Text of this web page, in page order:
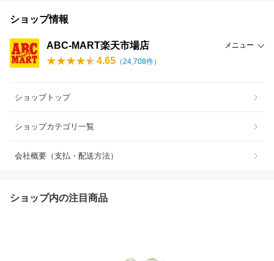
ショップ情報
ABC-MART楽天市場店 メニュー
4.65 （24,708件）
ショップトップ
ショップカテゴリ一覧
会社概要（支払・配送方法）
ショップ内の注目商品